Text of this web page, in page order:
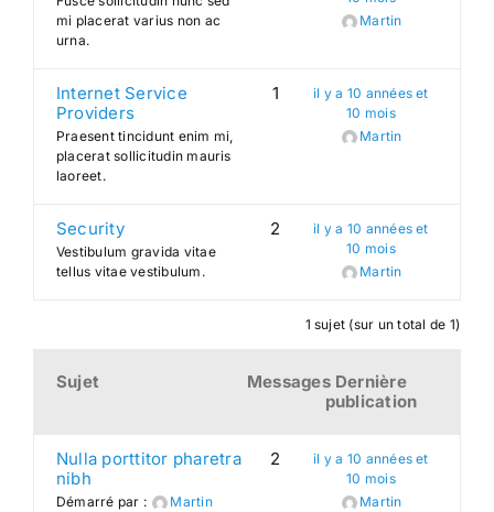
Search
for:
mi placerat varius non ac
urna.
Martin
Internet Service
Providers
Praesent tincidunt enim mi,
placerat sollicitudin mauris
laoreet.
1
il y a 10 années et
10 mois
Martin
Security
Vestibulum gravida vitae
tellus vitae vestibulum.
2
il y a 10 années et
10 mois
Martin
1 sujet (sur un total de 1)
Sujet Messages Dernière
publication
Nulla porttitor pharetra
nibh
Démarré par : Martin
2
il y a 10 années et
10 mois
Martin